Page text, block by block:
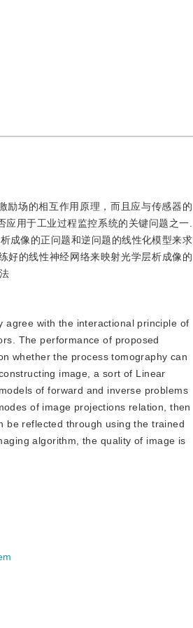
场的相互作用原理，而且应与传感器的
用于工业过程监控系统的关键问题之一.
成像的正问题和逆问题的线性化模型来求
好的线性神经网络来映射光学层析成像的
agree with the interactional principle of
The performance of proposed
whether the process tomography can
image, a sort of Linear
of forward and inverse problems
of image projections relation, then
be reflected through using the trained
algorithm, the quality of image is